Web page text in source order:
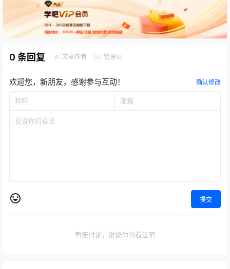
0 条回复 A 文章作者 M 管理员
欢迎您，新朋友，感谢参与互动！ 确认修改
提交
暂无讨论，说说你的看法吧